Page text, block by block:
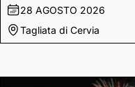
28 AGOSTO 2026
Tagliata di Cervia